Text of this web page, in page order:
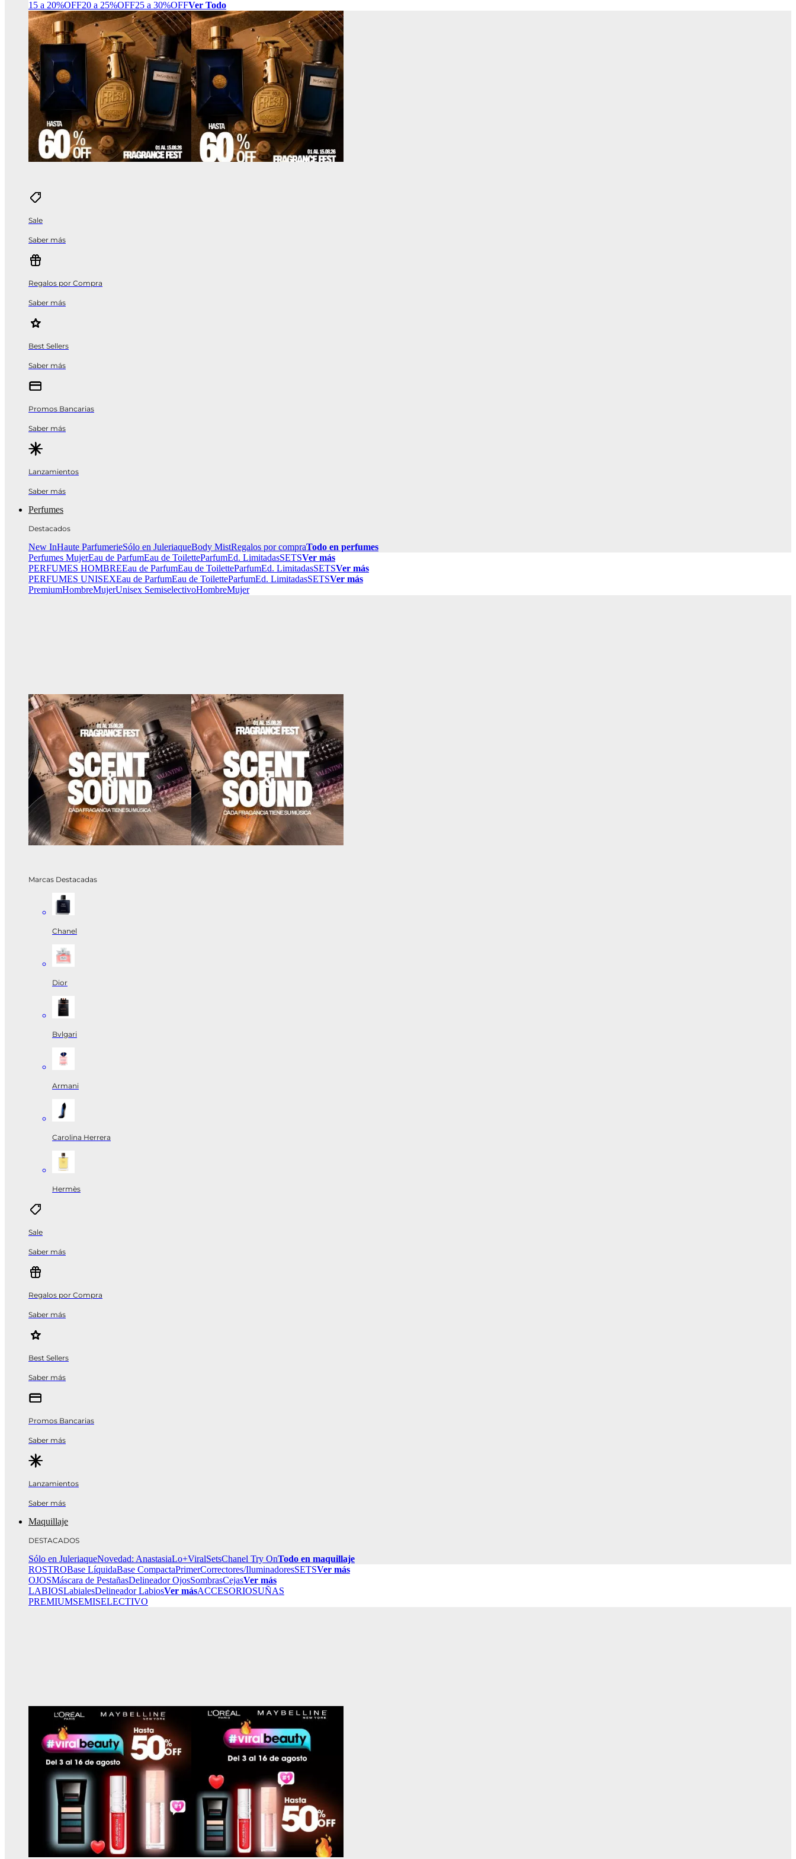
15 a 20%OFF20 a 25%OFF25 a 30%OFFVer Todo
Sale
Saber más
Regalos por Compra
Saber más
Best Sellers
Saber más
Promos Bancarias
Saber más
Lanzamientos
Saber más
Perfumes
Destacados
New InHaute ParfumerieSólo en JuleriaqueBody MistRegalos por compraTodo en perfumes
Perfumes MujerEau de ParfumEau de ToiletteParfumEd. LimitadasSETSVer más
PERFUMES HOMBREEau de ParfumEau de ToiletteParfumEd. LimitadasSETSVer más
PERFUMES UNISEXEau de ParfumEau de ToiletteParfumEd. LimitadasSETSVer más
PremiumHombreMujerUnisex SemiselectivoHombreMujer
Marcas Destacadas
Chanel
Dior
Bvlgari
Armani
Carolina Herrera
Hermès
Sale
Saber más
Regalos por Compra
Saber más
Best Sellers
Saber más
Promos Bancarias
Saber más
Lanzamientos
Saber más
Maquillaje
DESTACADOS
Sólo en JuleriaqueNovedad: AnastasiaLo+ViralSetsChanel Try OnTodo en maquillaje
ROSTROBase LíquidaBase CompactaPrimerCorrectores/IluminadoresSETSVer más
OJOSMáscara de PestañasDelineador OjosSombrasCejasVer más
LABIOSLabialesDelineador LabiosVer másACCESORIOSUÑAS
PREMIUMSEMISELECTIVO